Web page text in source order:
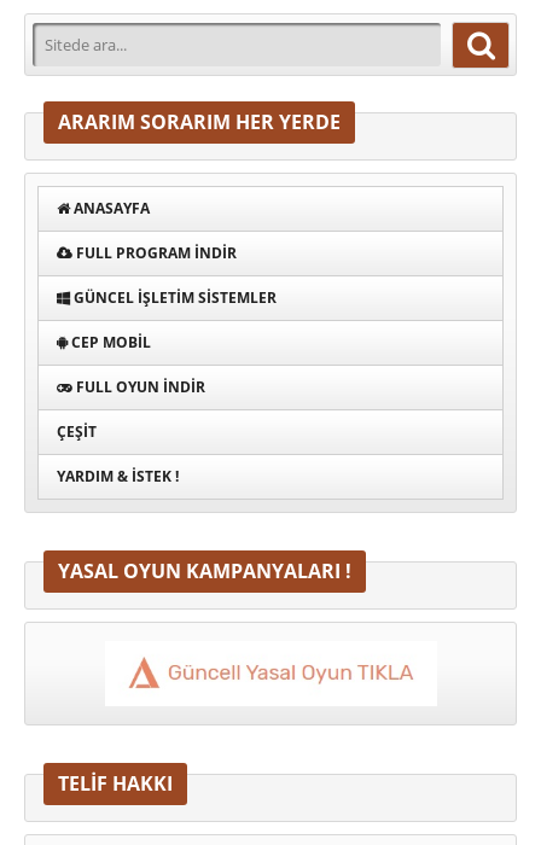
ARARIM SORARIM HER YERDE
ANASAYFA
FULL PROGRAM INDIR
GÜNCEL İŞLETIM SISTEMLER
CEP MOBIL
FULL OYUN İNDIR
ÇEŞIT
YARDIM & İSTEK !
YASAL OYUN KAMPANYALARI !
TELİF HAKKI